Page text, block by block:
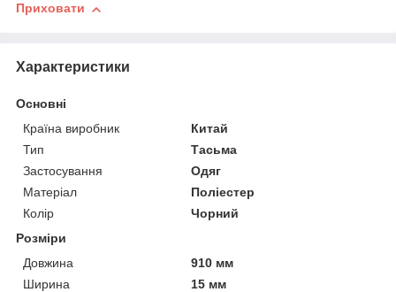
Приховати
Характеристики
Основні
Країна виробник
Китай
Тип
Тасьма
Застосування
Одяг
Матеріал
Поліестер
Колір
Чорний
Розміри
Довжина
910 мм
Ширина
15 мм